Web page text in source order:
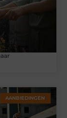
AANBIEDINGEN